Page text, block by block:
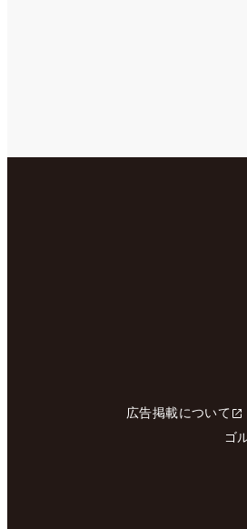
広告掲載について
ゴ